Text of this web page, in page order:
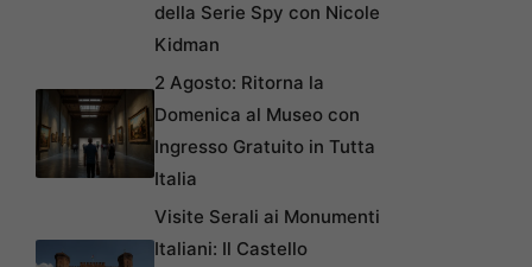
della Serie Spy con Nicole
Kidman
2 Agosto: Ritorna la
Domenica al Museo con
Ingresso Gratuito in Tutta
Italia
Visite Serali ai Monumenti
Italiani: Il Castello